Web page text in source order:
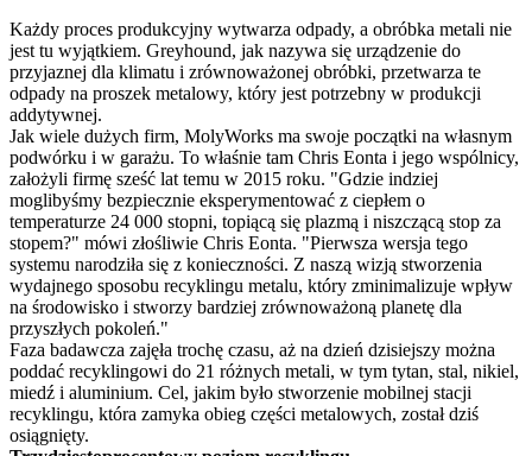
Każdy proces produkcyjny wytwarza odpady, a obróbka metali nie
jest tu wyjątkiem. Greyhound, jak nazywa się urządzenie do
przyjaznej dla klimatu i zrównoważonej obróbki, przetwarza te
odpady na proszek metalowy, który jest potrzebny w produkcji
addytywnej.
Jak wiele dużych firm, MolyWorks ma swoje początki na własnym
podwórku i w garażu. To właśnie tam Chris Eonta i jego wspólnicy,
założyli firmę sześć lat temu w 2015 roku. "Gdzie indziej
moglibyśmy bezpiecznie eksperymentować z ciepłem o
temperaturze 24 000 stopni, topiącą się plazmą i niszczącą stop za
stopem?" mówi złośliwie Chris Eonta. "Pierwsza wersja tego
systemu narodziła się z konieczności. Z naszą wizją stworzenia
wydajnego sposobu recyklingu metalu, który zminimalizuje wpływ
na środowisko i stworzy bardziej zrównoważoną planetę dla
przyszłych pokoleń."
Faza badawcza zajęła trochę czasu, aż na dzień dzisiejszy można
poddać recyklingowi do 21 różnych metali, w tym tytan, stal, nikiel,
miedź i aluminium. Cel, jakim było stworzenie mobilnej stacji
recyklingu, która zamyka obieg części metalowych, został dziś
osiągnięty.